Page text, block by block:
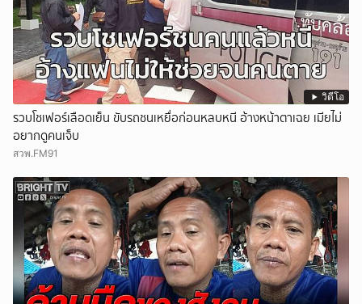
วิดีโอ
รวบโชเฟอร์เลือดเย็น ขับรถชนเหยื่อก่อนหลบหนี อ้างหน้าตาเฉย เมียไม่
อยากดูคนเจ็บ
สวพ.FM91